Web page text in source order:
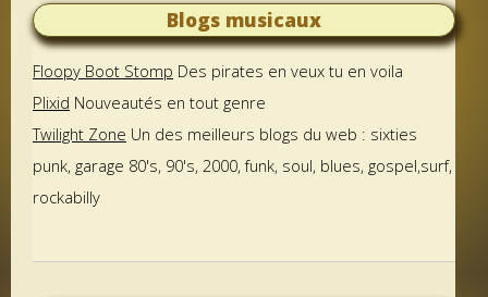
Blogs musicaux
Floopy Boot Stomp Des pirates en veux tu en voila
Plixid Nouveautés en tout genre
Twilight Zone Un des meilleurs blogs du web : sixties
punk, garage 80's, 90's, 2000, funk, soul, blues, gospel,surf,
rockabilly